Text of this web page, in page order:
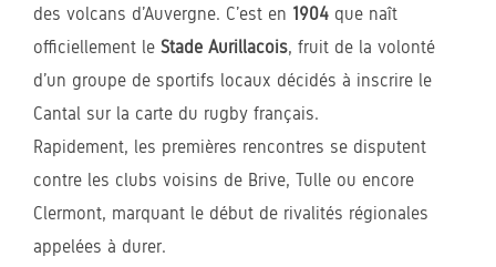
des volcans d’Auvergne. C’est en 1904 que naît
officiellement le Stade Aurillacois, fruit de la volonté
d’un groupe de sportifs locaux décidés à inscrire le
Cantal sur la carte du rugby français.
Rapidement, les premières rencontres se disputent
contre les clubs voisins de Brive, Tulle ou encore
Clermont, marquant le début de rivalités régionales
appelées à durer.